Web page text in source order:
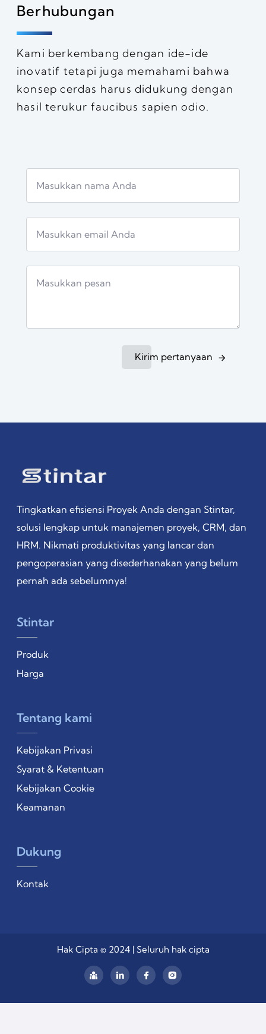
Berhubungan
Kami berkembang dengan ide-ide
inovatif tetapi juga memahami bahwa
konsep cerdas harus didukung dengan
hasil terukur faucibus sapien odio.
Kirim pertanyaan
Tingkatkan efisiensi Proyek Anda dengan Stintar,
solusi lengkap untuk manajemen proyek, CRM, dan
HRM. Nikmati produktivitas yang lancar dan
pengoperasian yang disederhanakan yang belum
pernah ada sebelumnya!
Stintar
Produk
Harga
Tentang kami
Kebijakan Privasi
Syarat & Ketentuan
Kebijakan Cookie
Keamanan
Dukung
Kontak
Hak Cipta © 2024 | Seluruh hak cipta